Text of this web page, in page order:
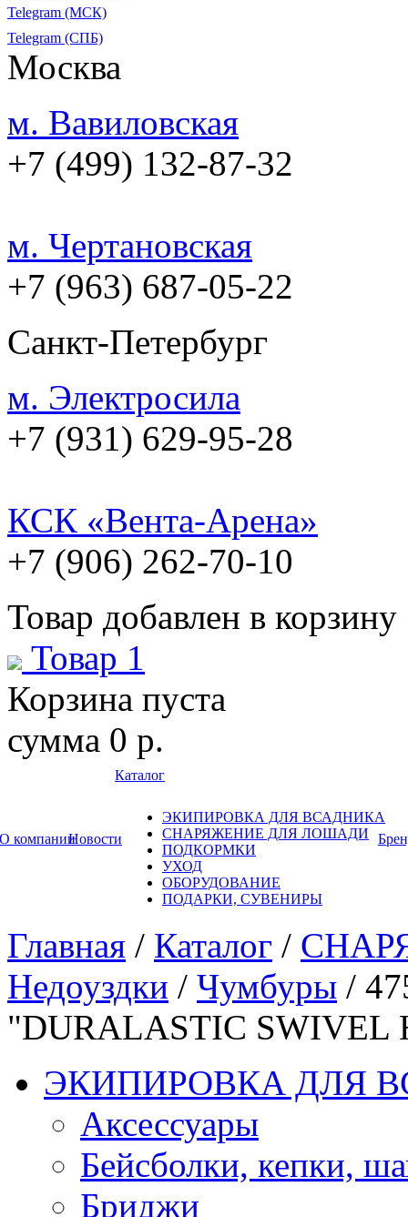
Telegram (МСК)
Telegram (СПБ)
Москва
м. Вавиловская
+7 (499) 132-87-32
м. Чертановская
+7 (963) 687-05-22
Санкт-Петербург
м. Электросила
+7 (931) 629-95-28
КСК «Вента-Арена»
+7 (906) 262-70-10
Товар добавлен в корзину
Товар 1
Корзина пуста
сумма 0 р.
О компанииНовости
Каталог
ЭКИПИРОВКА ДЛЯ ВСАДНИКА
СНАРЯЖЕНИЕ ДЛЯ ЛОШАДИ
ПОДКОРМКИ
УХОД
ОБОРУДОВАНИЕ
ПОДАРКИ, СУВЕНИРЫ
Главная / Каталог /
Недоуздки / Чумбуры /
"DURALASTIC SWIVEL
ЭКИПИРОВКА ДЛЯ
Аксессуары
Бейсболки, кепки,
Бриджи